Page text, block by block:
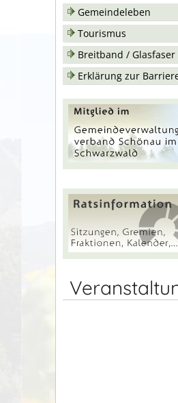
Gemeindeleben
Tourismus
Breitband / Glasfaser
Erklärung zur